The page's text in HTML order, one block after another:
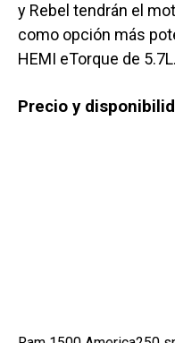
y Rebel tendrán el
como opción más
HEMI eTorque de 5.7L.
Precio y